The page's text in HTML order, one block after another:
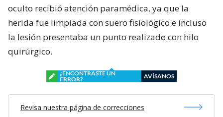
oculto recibió atención paramédica, ya que la
herida fue limpiada con suero fisiológico e incluso
la lesión presentaba un punto realizado con hilo
quirúrgico.
¿ENCONTRASTE UN
ERROR?
AVÍSANOS
Revisa nuestra página de correcciones